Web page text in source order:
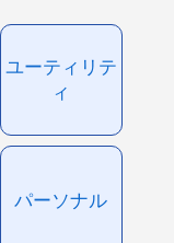
ユーティリテ
ィ
パーソナル